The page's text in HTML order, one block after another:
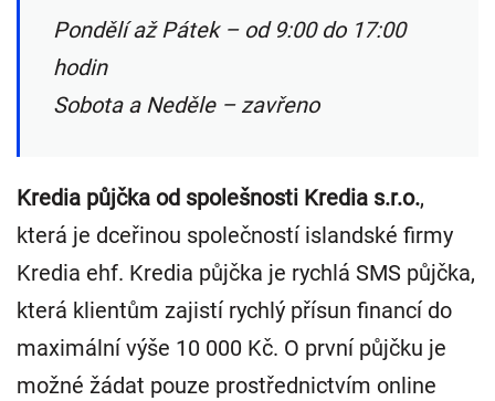
Pondělí až Pátek – od 9:00 do 17:00
hodin
Sobota a Neděle – zavřeno
Kredia půjčka od spolešnosti Kredia s.r.o.,
která je dceřinou společností islandské firmy
Kredia ehf. Kredia půjčka je rychlá SMS půjčka,
která klientům zajistí rychlý přísun financí do
maximální výše 10 000 Kč. O první půjčku je
možné žádat pouze prostřednictvím online